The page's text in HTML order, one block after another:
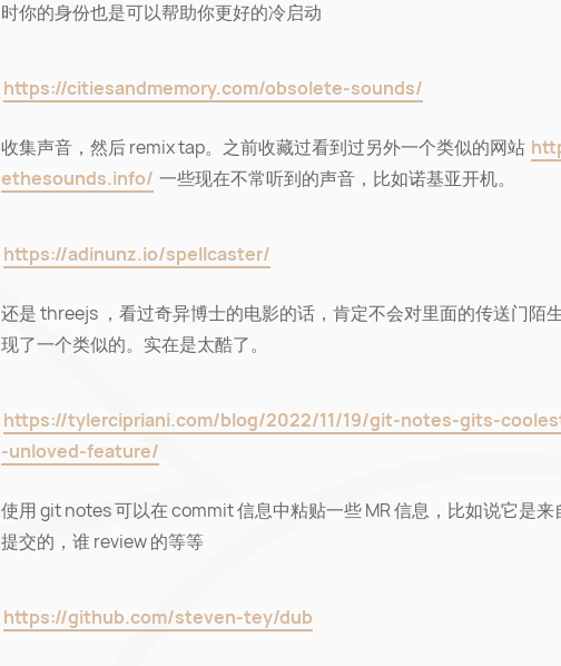
时你的身份也是可以帮助你更好的冷启动
https://citiesandmemory.com/obsolete-sounds/
收集声音，然后 remix tap。之前收藏过看到过另外一个类似的网站
ethesounds.info/ 一些现在不常听到的声音，比如诺基亚开机。
https://adinunz.io/spellcaster/
还是 threejs ，看过奇异博士的电影的话，肯定不会对里面的传送门陌
现了一个类似的。实在是太酷了。
https://tylercipriani.com/blog/2022/11/19/git-notes-gits-
-unloved-feature/
使用 git notes 可以在 commit 信息中粘贴一些 MR 信息，比如说它是来
提交的，谁 review 的等等
https://github.com/steven-tey/dub